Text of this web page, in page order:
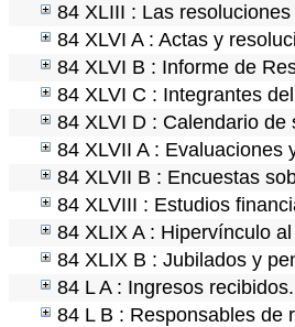
84 XLIII : Las
84 XLVI A : Actas y
84 XLVI B : Informe de
84 XLVI C : Integrantes
84 XLVI D : Calendario
84 XLVII A : Evaluaciones
84 XLVII B : Encuestas
84 XLVIII : Estudios
84 XLIX A : Hipervínculo
84 XLIX B : Jubilados y
84 L A : Ingresos recibidos.
84 L B : Responsables de